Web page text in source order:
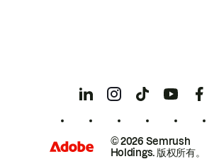
© 2026 Semrush
Holdings. 版权所有。